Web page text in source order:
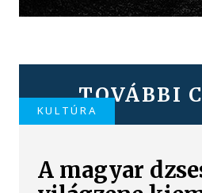
TOVÁBBI
KULTÚRA
A magyar